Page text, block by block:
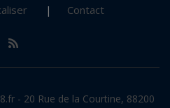
Contact
- 20 Rue de la Courtine, 88200